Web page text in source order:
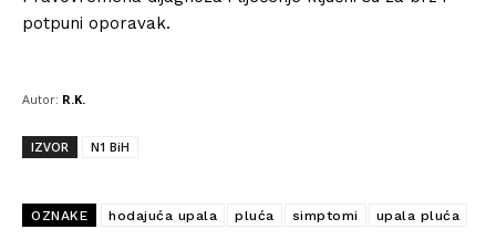
potpuni oporavak.
Autor: R.K.
IZVOR N1 BiH
OZNAKE hodajuća upala pluća simptomi upala pluća